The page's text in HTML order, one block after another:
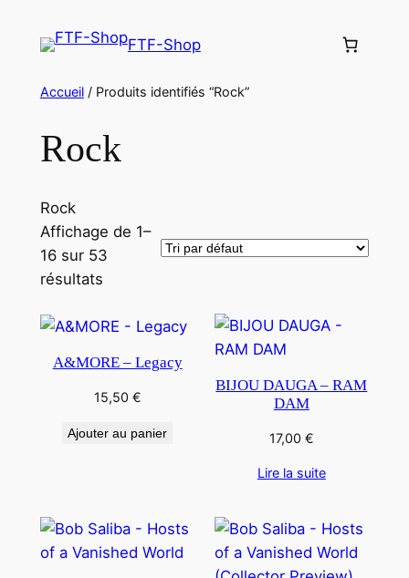
FTF-Shop
Accueil/ Produits identifiés “Rock”
Rock
Rock
Affichage de 1–
16 sur 53
résultats
A&MORE – Legacy
15,50 €
Ajouter au panier
BIJOU DAUGA – RAM
DAM
17,00 €
Lire la suite